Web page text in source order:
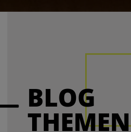
BLOG
THEMEN